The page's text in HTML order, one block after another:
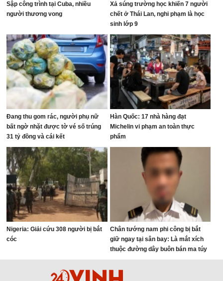
Sập công trình tại Cuba, nhiều
người thương vong
Xả súng trường học khiến 7 người
chết ở Thái Lan, nghi phạm là học
sinh lớp 9
Đang thu gom rác, người phụ nữ
bất ngờ nhặt được tờ vé số trúng
31 tỷ đồng và cái kết
Hàn Quốc: 17 nhà hàng đạt
Michelin vi phạm an toàn thực
phẩm
Nigeria: Giải cứu 308 người bị bắt
cóc
Chân tướng nam phi công bị bắt
giữ ngay tại sân bay: Là mắt xích
thuộc đường dây buôn bán ma túy
quốc tế